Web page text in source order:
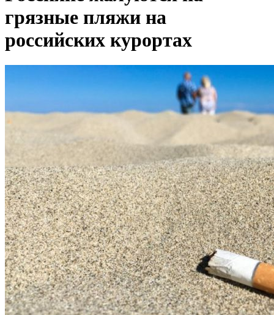
грязные пляжи на
российских курортах